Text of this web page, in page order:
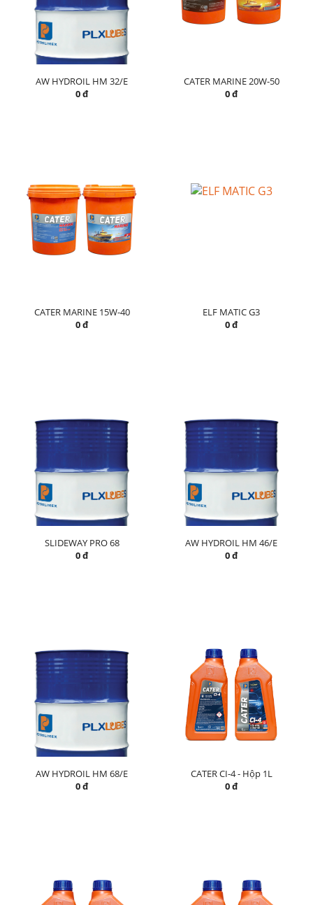
AW HYDROIL HM 32/E
0 đ
CATER MARINE 20W-50
0 đ
CATER MARINE 15W-40
0 đ
ELF MATIC G3
0 đ
SLIDEWAY PRO 68
0 đ
AW HYDROIL HM 46/E
0 đ
AW HYDROIL HM 68/E
0 đ
CATER CI-4 - Hộp 1L
0 đ